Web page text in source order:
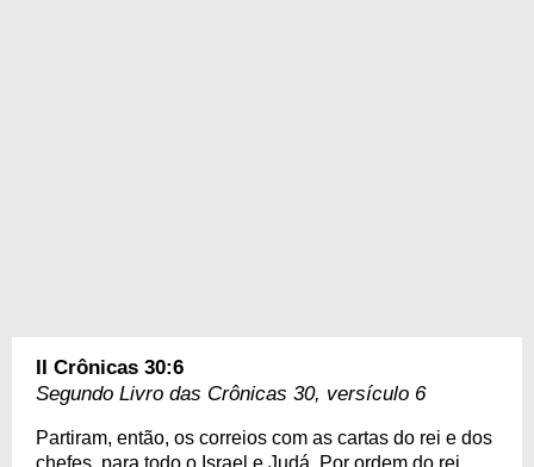
II Crônicas 30:6
Segundo Livro das Crônicas 30, versículo 6
Partiram, então, os correios com as cartas do rei e dos
chefes, para todo o Israel e Judá. Por ordem do rei,